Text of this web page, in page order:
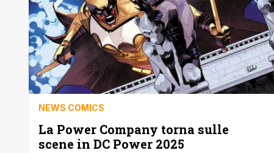
NEWS COMICS
La Power Company torna sulle
scene in DC Power 2025